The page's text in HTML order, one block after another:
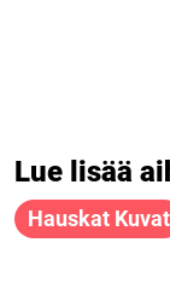
Lue lisää
Hauskat Kuvat